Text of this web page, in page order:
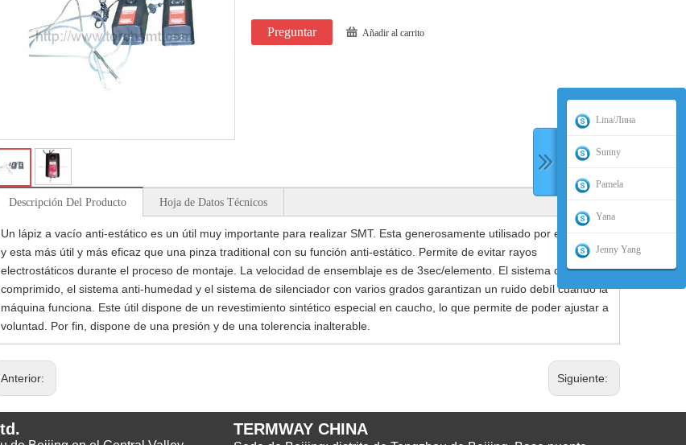
Preguntar Añadir al carrito
Descripción Del Producto Hoja de Datos Técnicos
Un lápiz a vacío anti-estático es un útil muy importante para realizar SMT. Esta generosamente utilisado por el montaje
y esta más útil y más eficaz que una pinza traditional con su función anti-estático. Permite de evitar rayos
electrostáticos durante el proceso de montaje. La velocidad de ensemblaje es de 3sec/elemento. El sistema de aire
comprimido, el sistema anti-humedad y el sistema de silenciador con varios grados garantizan un ruido debíl cuando la
máquina funciona. Este útil dispone de un revestimiento sintético especial en caucho, lo que permite de poder ajustar a
voluntad. Por fin, dispone de una presión y de una tolerencia inalterable.
Anterior: Siguiente:
Lina/Лина
Sunny
Pamela
Yana
Jenny Yang
TERMWAY CHINA